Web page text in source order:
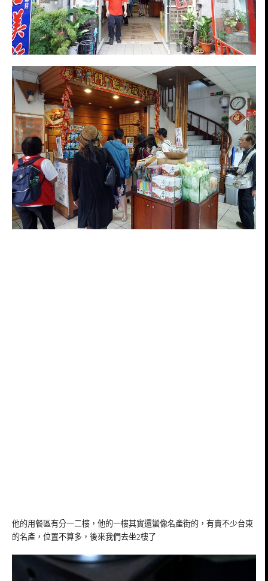
他的用餐區有分一二樓，他的一樓其實還蠻像名產街的，有賣不少台東
的名產，位置不算多，後來我們去坐2樓了